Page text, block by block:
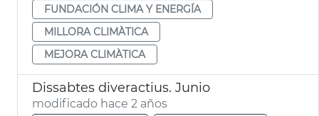
FUNDACIÓN CLIMA Y ENERGÍA
MILLORA CLIMÀTICA
MEJORA CLIMÀTICA
Dissabtes diveractius. Junio
modificado hace 2 años